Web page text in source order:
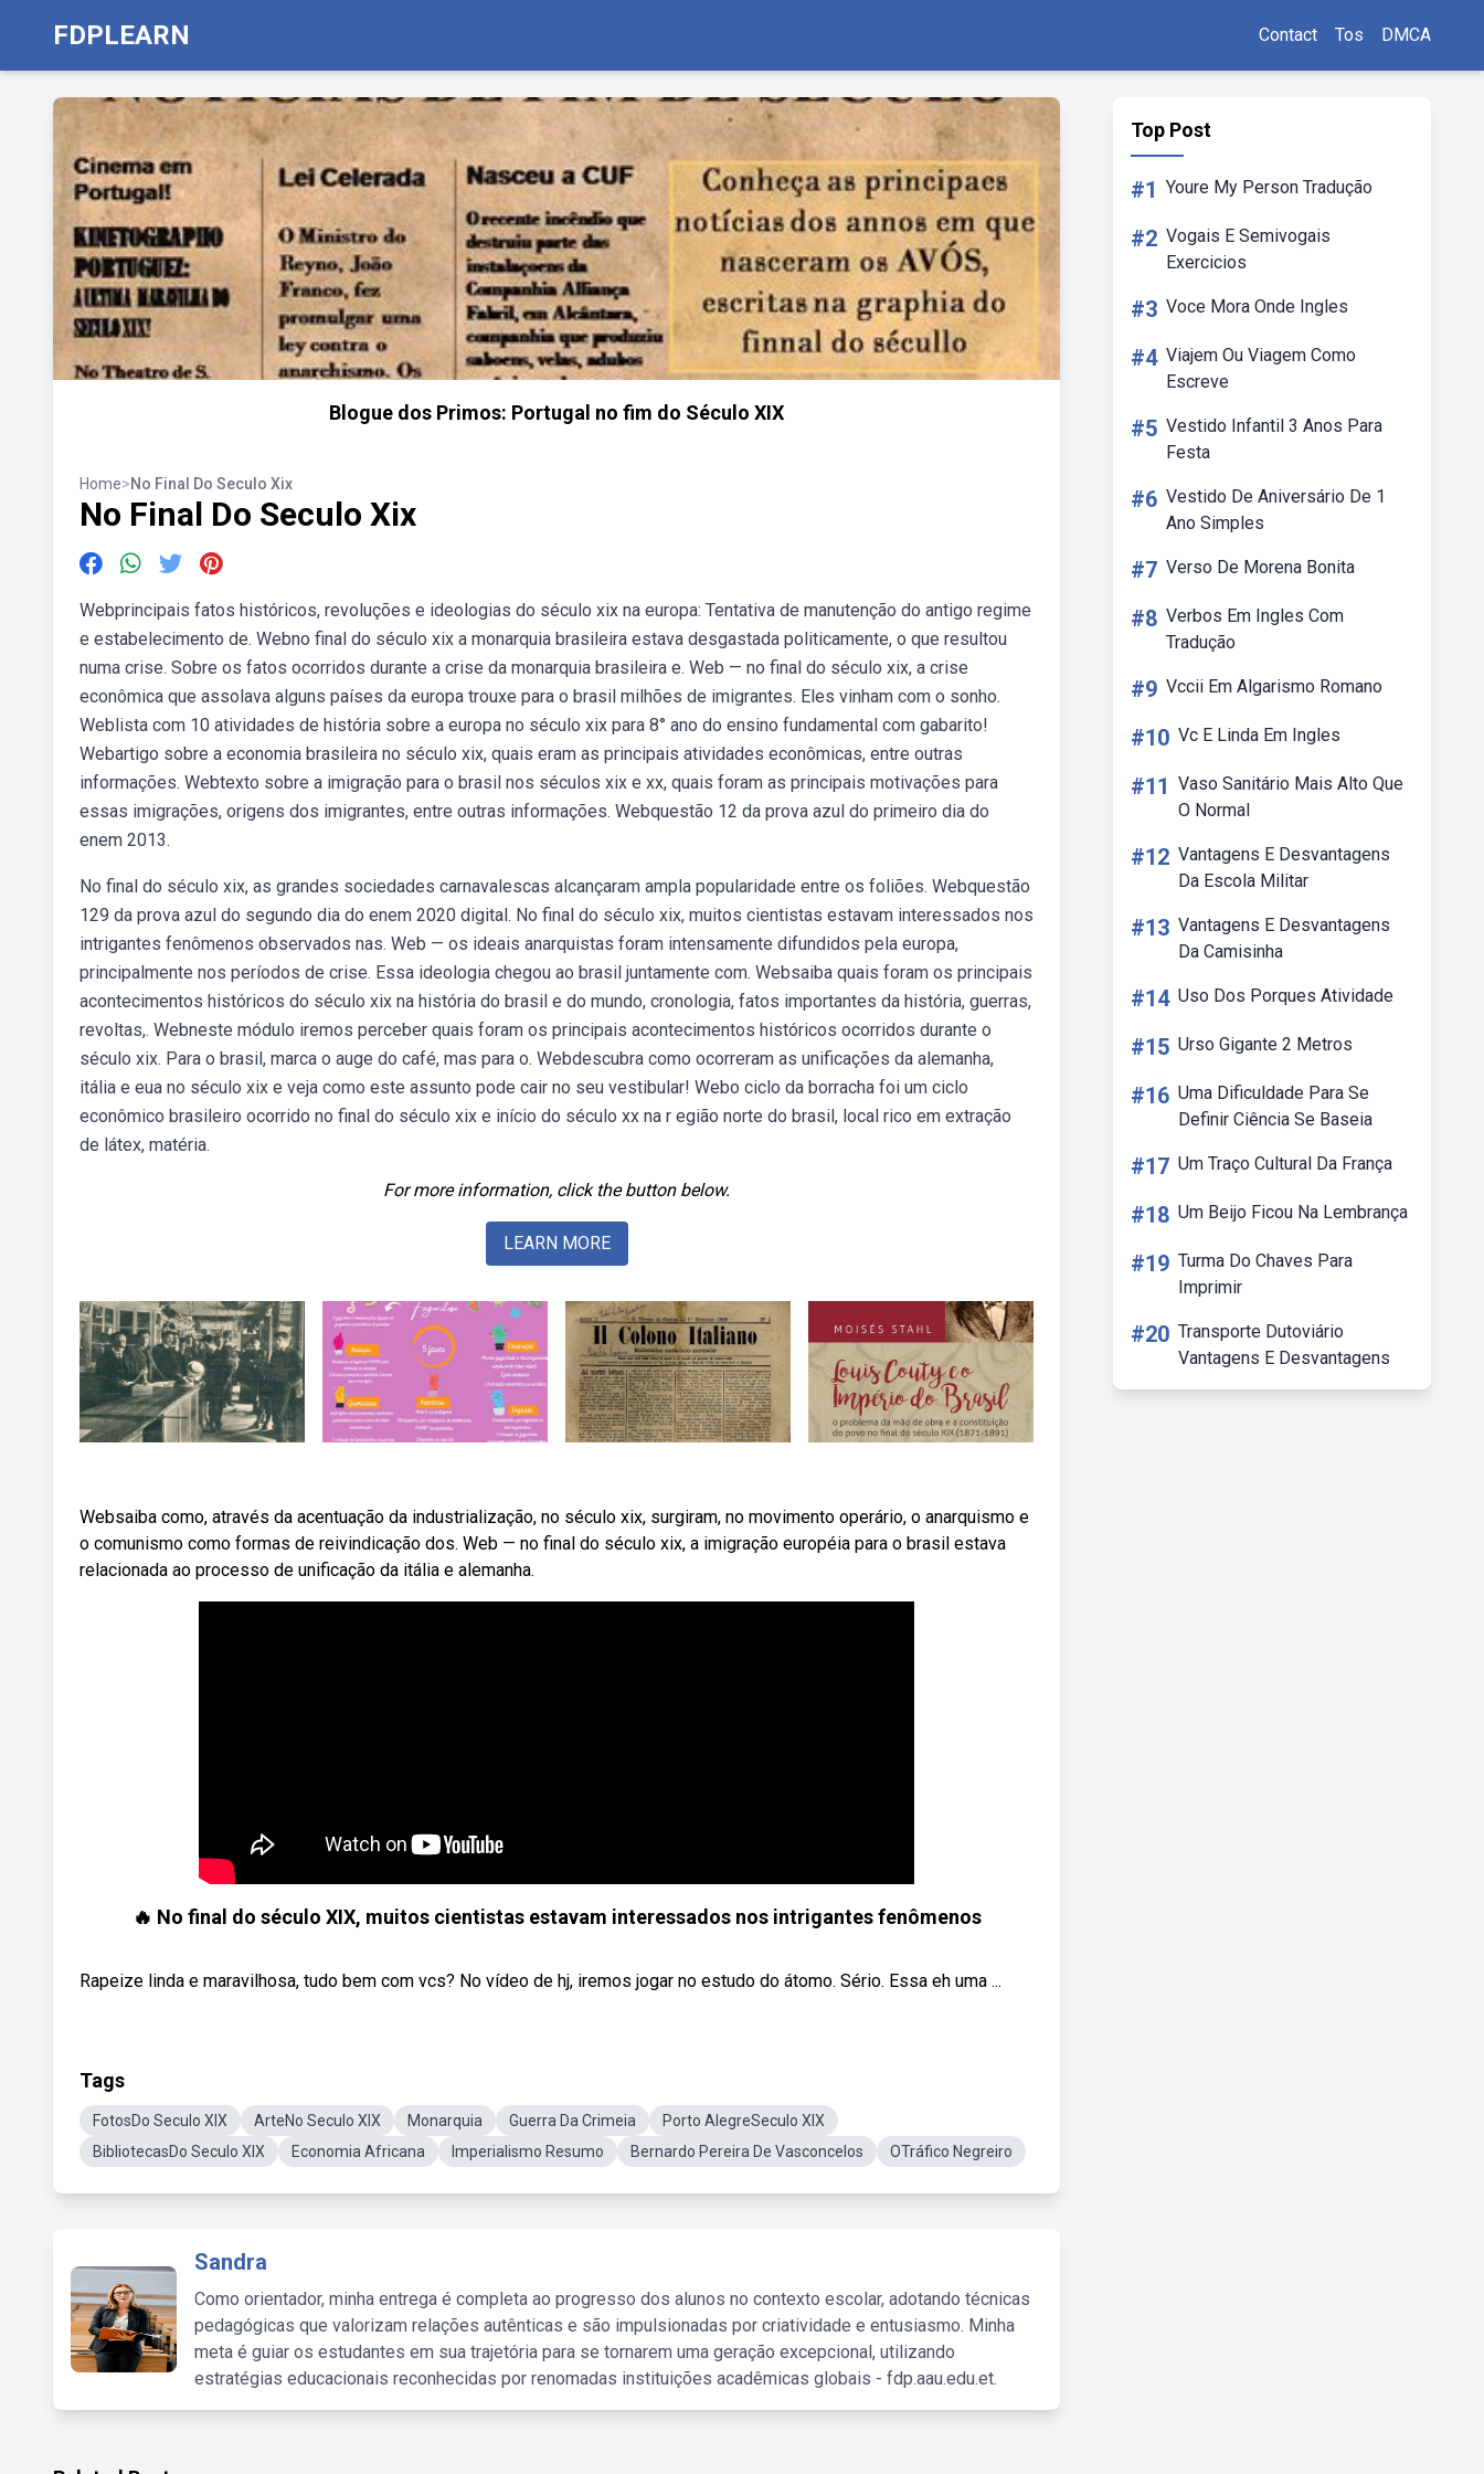
FDPLEARN Contact Tos DMCA
Blogue dos Primos: Portugal no fim do Século XIX
Home>No Final Do Seculo Xix
No Final Do Seculo Xix
Webprincipais fatos históricos, revoluções e ideologias do século xix na europa: Tentativa de manutenção do antigo regime
e estabelecimento de. Webno final do século xix a monarquia brasileira estava desgastada politicamente, o que resultou
numa crise. Sobre os fatos ocorridos durante a crise da monarquia brasileira e. Web — no final do século xix, a crise
econômica que assolava alguns países da europa trouxe para o brasil milhões de imigrantes. Eles vinham com o sonho.
Weblista com 10 atividades de história sobre a europa no século xix para 8° ano do ensino fundamental com gabarito!
Webartigo sobre a economia brasileira no século xix, quais eram as principais atividades econômicas, entre outras
informações. Webtexto sobre a imigração para o brasil nos séculos xix e xx, quais foram as principais motivações para
essas imigrações, origens dos imigrantes, entre outras informações. Webquestão 12 da prova azul do primeiro dia do
enem 2013.
No final do século xix, as grandes sociedades carnavalescas alcançaram ampla popularidade entre os foliões. Webquestão
129 da prova azul do segundo dia do enem 2020 digital. No final do século xix, muitos cientistas estavam interessados nos
intrigantes fenômenos observados nas. Web — os ideais anarquistas foram intensamente difundidos pela europa,
principalmente nos períodos de crise. Essa ideologia chegou ao brasil juntamente com. Websaiba quais foram os principais
acontecimentos históricos do século xix na história do brasil e do mundo, cronologia, fatos importantes da história, guerras,
revoltas,. Webneste módulo iremos perceber quais foram os principais acontecimentos históricos ocorridos durante o
século xix. Para o brasil, marca o auge do café, mas para o. Webdescubra como ocorreram as unificações da alemanha,
itália e eua no século xix e veja como este assunto pode cair no seu vestibular! Webo ciclo da borracha foi um ciclo
econômico brasileiro ocorrido no final do século xix e início do século xx na r egião norte do brasil, local rico em extração
de látex, matéria.
For more information, click the button below.
LEARN MORE
Websaiba como, através da acentuação da industrialização, no século xix, surgiram, no movimento operário, o anarquismo e
o comunismo como formas de reivindicação dos. Web — no final do século xix, a imigração européia para o brasil estava
relacionada ao processo de unificação da itália e alemanha.
🔥 No final do século XIX, muitos cientistas estavam interessados nos intrigantes fenômenos
Rapeize linda e maravilhosa, tudo bem com vcs? No vídeo de hj, iremos jogar no estudo do átomo. Sério. Essa eh uma ...
Tags
FotosDo Seculo XIX ArteNo Seculo XIX Monarquia Guerra Da Crimeia
Porto AlegreSeculo XIX
BibliotecasDo Seculo XIX
Economia Africana Imperialismo Resumo Bernardo Pereira De Vasconcelos OTráfico Negreiro
Sandra
Como orientador, minha entrega é completa ao progresso dos alunos no contexto escolar, adotando técnicas
pedagógicas que valorizam relações autênticas e são impulsionadas por criatividade e entusiasmo. Minha
meta é guiar os estudantes em sua trajetória para se tornarem uma geração excepcional, utilizando
estratégias educacionais reconhecidas por renomadas instituições acadêmicas globais - fdp.aau.edu.et.
Top Post
#1 Youre My Person Tradução
#2 Vogais E Semivogais
Exercicios
#3 Voce Mora Onde Ingles
#4 Viajem Ou Viagem Como
Escreve
#5 Vestido Infantil 3 Anos Para
Festa
#6 Vestido De Aniversário De 1
Ano Simples
#7 Verso De Morena Bonita
#8 Verbos Em Ingles Com
Tradução
#9 Vccii Em Algarismo Romano
#10 Vc E Linda Em Ingles
#11 Vaso Sanitário Mais Alto Que
O Normal
#12 Vantagens E Desvantagens
Da Escola Militar
#13 Vantagens E Desvantagens
Da Camisinha
#14 Uso Dos Porques Atividade
#15 Urso Gigante 2 Metros
#16 Uma Dificuldade Para Se
Definir Ciência Se Baseia
#17 Um Traço Cultural Da França
#18 Um Beijo Ficou Na Lembrança
#19 Turma Do Chaves Para
Imprimir
#20 Transporte Dutoviário
Vantagens E Desvantagens